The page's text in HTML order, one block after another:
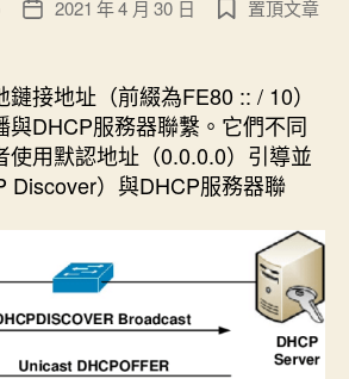
文
佈
日
期
2021 年 4 月 30 日 置頂文章
接地址（前綴為FE80 :: / 10）
與DHCP服務器聯繫。它們不同
使用默認地址（0.0.0.0）引導並
Discover）與DHCP服務器聯